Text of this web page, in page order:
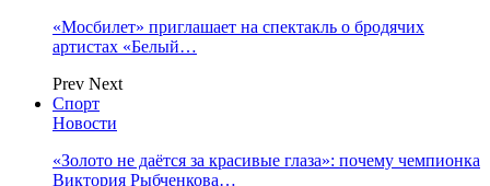
«Мосбилет» приглашает на спектакль о бродячих
артистах «Белый…
Prev Next
Спорт
Новости
«Золото не даётся за красивые глаза»: почему чемпионка
Виктория Рыбченкова…